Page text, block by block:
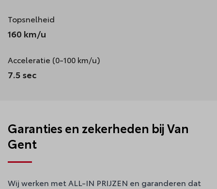
Topsnelheid
160 km/u
Acceleratie (0-100 km/u)
7.5 sec
Garanties en zekerheden bij Van
Gent
Wij werken met ALL-IN PRIJZEN en garanderen dat